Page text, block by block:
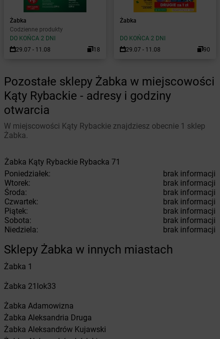
Żabka
Codzienne produkty
DO KOŃCA 2 DNI
29.07 - 11.08
18
Żabka
DO KOŃCA 2 DNI
29.07 - 11.08
90
Pozostałe sklepy Żabka w miejscowości
Kąty Rybackie - adresy i godziny
otwarcia
W miejscowości Kąty Rybackie znajdziesz obecnie 1 sklep
Żabka.
Żabka Kąty Rybackie Rybacka 71
Poniedziałek:
brak informacji
Wtorek:
brak informacji
Środa:
brak informacji
Czwartek:
brak informacji
Piątek:
brak informacji
Sobota:
brak informacji
Niedziela:
brak informacji
Sklepy Żabka w innych miastach
Żabka 1
Żabka 21lok33
Żabka Adamowizna
Żabka Aleksandria Druga
Żabka Aleksandrów Kujawski